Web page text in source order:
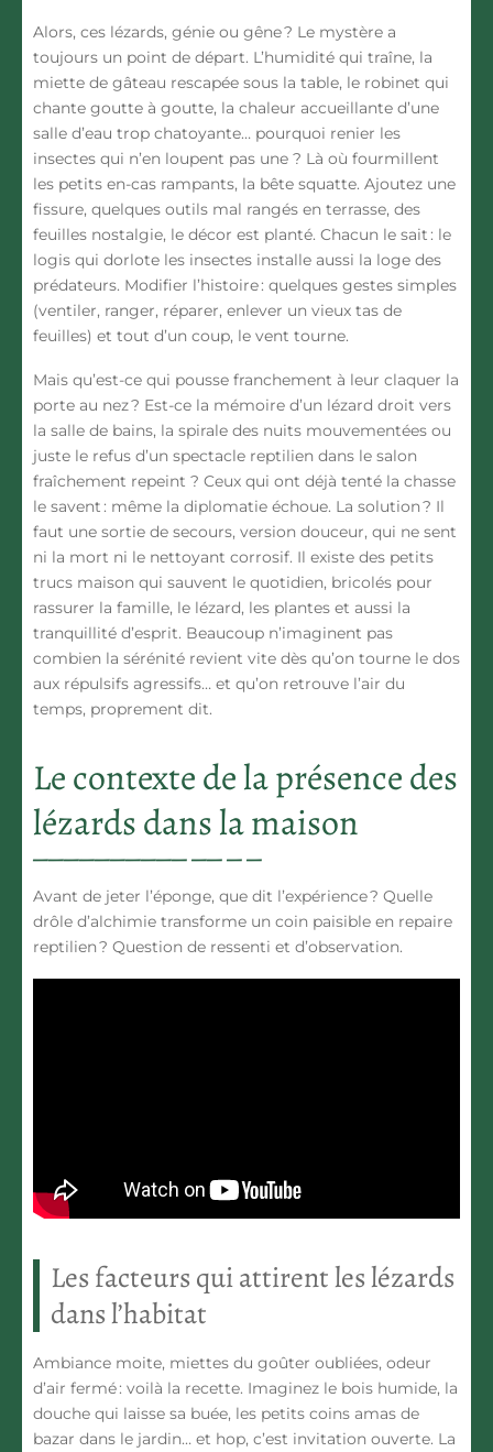
Alors, ces lézards, génie ou gêne ? Le mystère a
toujours un point de départ. L’humidité qui traîne, la
miette de gâteau rescapée sous la table, le robinet qui
chante goutte à goutte, la chaleur accueillante d’une
salle d’eau trop chatoyante… pourquoi renier les
insectes qui n’en loupent pas une ? Là où fourmillent
les petits en-cas rampants, la bête squatte. Ajoutez une
fissure, quelques outils mal rangés en terrasse, des
feuilles nostalgie, le décor est planté. Chacun le sait : le
logis qui dorlote les insectes installe aussi la loge des
prédateurs. Modifier l’histoire : quelques gestes simples
(ventiler, ranger, réparer, enlever un vieux tas de
feuilles) et tout d’un coup, le vent tourne.
Mais qu’est-ce qui pousse franchement à leur claquer la
porte au nez ? Est-ce la mémoire d’un lézard droit vers
la salle de bains, la spirale des nuits mouvementées ou
juste le refus d’un spectacle reptilien dans le salon
fraîchement repeint ? Ceux qui ont déjà tenté la chasse
le savent : même la diplomatie échoue. La solution ? Il
faut une sortie de secours, version douceur, qui ne sent
ni la mort ni le nettoyant corrosif. Il existe des petits
trucs maison qui sauvent le quotidien, bricolés pour
rassurer la famille, le lézard, les plantes et aussi la
tranquillité d’esprit. Beaucoup n’imaginent pas
combien la sérénité revient vite dès qu’on tourne le dos
aux répulsifs agressifs… et qu’on retrouve l’air du
temps, proprement dit.
Le contexte de la présence des
lézards dans la maison
Avant de jeter l’éponge, que dit l’expérience ? Quelle
drôle d’alchimie transforme un coin paisible en repaire
reptilien ? Question de ressenti et d’observation.
Les facteurs qui attirent les lézards
dans l’habitat
Ambiance moite, miettes du goûter oubliées, odeur
d’air fermé : voilà la recette. Imaginez le bois humide, la
douche qui laisse sa buée, les petits coins amas de
bazar dans le jardin… et hop, c’est invitation ouverte. La